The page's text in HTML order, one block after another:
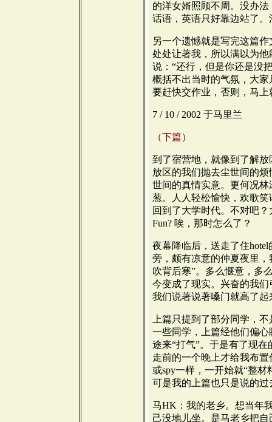
的洋女婿照顾不周。没办
话语，英语只好靠边站了
另一个遗憾就是写完这篇
处处让著我，所以满以为
说：“还行，但是你还是没
概括不出当时的气氛，大
要赶快交作业，否则，马
7 / 10 / 2002 于马里兰
（下篇）
到了宿营地，就像到了解
放区的我们抛去尘世间的
世间的真情实意。更何况
葱。人人轻松愉快，欢歌
回到了大学时代。不对吧
Fun? 唉，那时怎么了？
夜幕降临后，送走了住
旁，颇有凉意的仲夏夜里
吹背后寒”。多么惬意，多
今变成了现实。兴奋的我
我们说著说著嗓门就高了起
上篇只提到了部分同学，
一些同学，上篇经他们偏
途来“打气”。于是有了现
走前的一个晚上才给我布
或spy一样，一开始就“整
可是我的上篇也只是说的
马HK：我的老乡。想当年
己没地儿坐。是马老乡把